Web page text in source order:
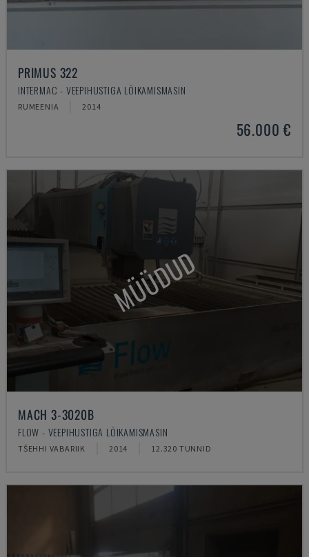
PRIMUS 322
INTERMAC - VEEPIHUSTIGA LÕIKAMISMASIN
RUMEENIA 2014
56.000 €
MÜÜDUD
MACH 3-3020B
FLOW - VEEPIHUSTIGA LÕIKAMISMASIN
TŠEHHI VABARIIK 2014 12.320 TUNNID